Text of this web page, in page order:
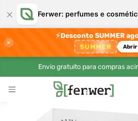
× Ferwer: perfumes e
×
⚡Desconto SUMMER
SUMMER Abrir
Envio gratuito para compras